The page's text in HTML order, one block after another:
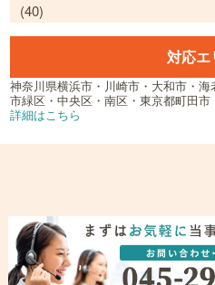
(40)
対応エ
神奈川県横浜市・川崎市・大和市・
市緑区・中央区・南区・東京都町田
詳細はこちら